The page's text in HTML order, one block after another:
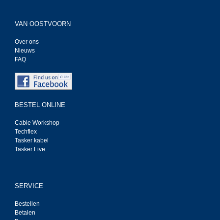
VAN OOSTVOORN
Over ons
Nieuws
FAQ
BESTEL ONLINE
Cable Workshop
Techflex
Tasker kabel
Tasker Live
SERVICE
Bestellen
Betalen